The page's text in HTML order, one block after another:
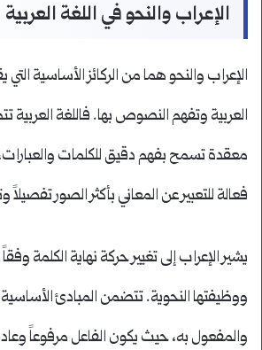
الإعراب والنحو في اللغة العربية
الإعراب والنحو هما من الركائز الأساسية التي
العربية وتفهم النصوص بها. فاللغة العربية
معقدة تسمح بفهم دقيق للكلمات
فعالة للتعبير عن المعاني بأكثر الصور تفصيلاً
يشير الإعراب إلى تغيير حركة نهاية الكلمة
ووظيفتها النحوية. تتضمن المبادئ الأساسية
والمفعول به، حيث يكون الفاعل مرفوعاً